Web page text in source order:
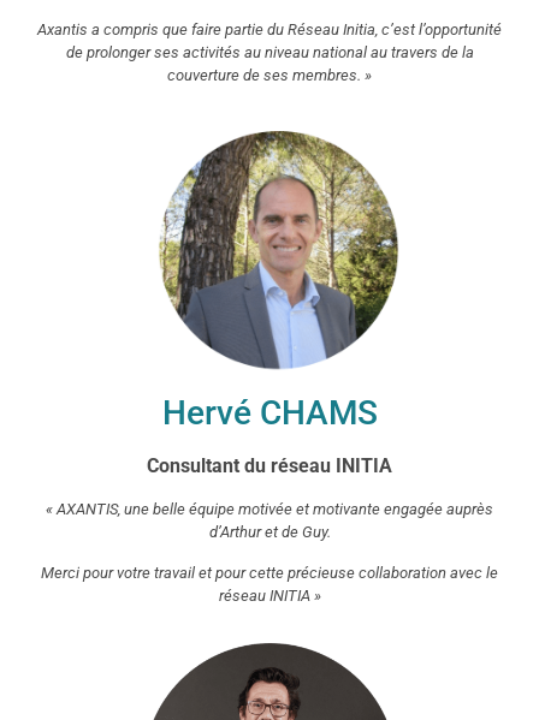
Axantis a compris que faire partie du Réseau Initia, c’est l’opportunité
de prolonger ses activités au niveau national au travers de la
couverture de ses membres. »
Hervé CHAMS
Consultant du réseau INITIA
« AXANTIS, une belle équipe motivée et motivante engagée auprès
d’Arthur et de Guy.
Merci pour votre travail et pour cette précieuse collaboration avec le
réseau INITIA »